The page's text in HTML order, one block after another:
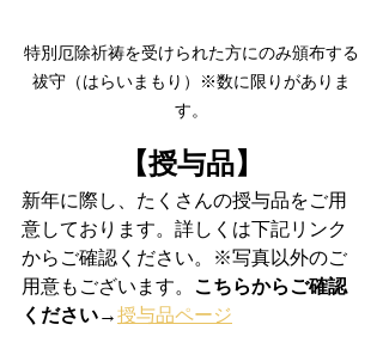
特別厄除祈祷を受けられた方にのみ頒布する
祓守（はらいまもり）※数に限りがありま
す。
【授与品】
新年に際し、たくさんの授与品をご用
意しております。詳しくは下記リンク
からご確認ください。※写真以外のご
用意もございます。 こちらからご確認
ください→授与品ページ